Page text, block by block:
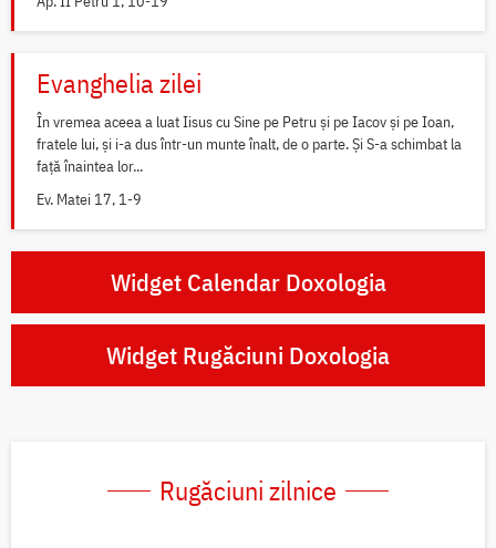
Evanghelia zilei
În vremea aceea a luat Iisus cu Sine pe Petru și pe Iacov și pe Ioan,
fratele lui, și i-a dus într-un munte înalt, de o parte. Și S-a schimbat la
față înaintea lor...
Ev. Matei 17, 1-9
Widget Calendar Doxologia
Widget Rugăciuni Doxologia
Rugăciuni zilnice